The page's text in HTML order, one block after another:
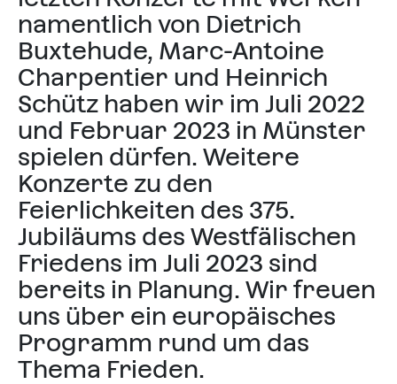
namentlich von Dietrich
Buxtehude, Marc-Antoine
Charpentier und Heinrich
Schütz haben wir im Juli 2022
und Februar 2023 in Münster
spielen dürfen. Weitere
Konzerte zu den
Feierlichkeiten des 375.
Jubiläums des Westfälischen
Friedens im Juli 2023 sind
bereits in Planung. Wir freuen
uns über ein europäisches
Programm rund um das
Thema Frieden.